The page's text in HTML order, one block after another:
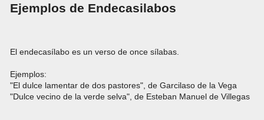
Ejemplos de Endecasilabos
El endecasílabo es un verso de once sílabas.
Ejemplos:
"El dulce lamentar de dos pastores", de Garcilaso de la Vega
"Dulce vecino de la verde selva", de Esteban Manuel de Villegas